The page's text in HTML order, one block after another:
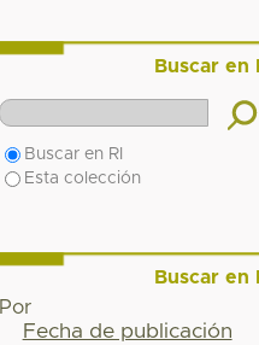
Buscar en
Buscar en RI
Esta colección
Buscar en
Por
Fecha de publicación